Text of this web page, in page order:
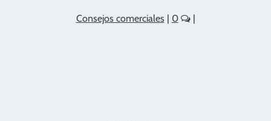
Consejos comerciales | 0 |